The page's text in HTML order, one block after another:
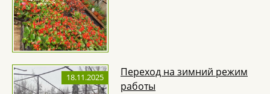
18.11.2025
Переход на зимний режим
работы